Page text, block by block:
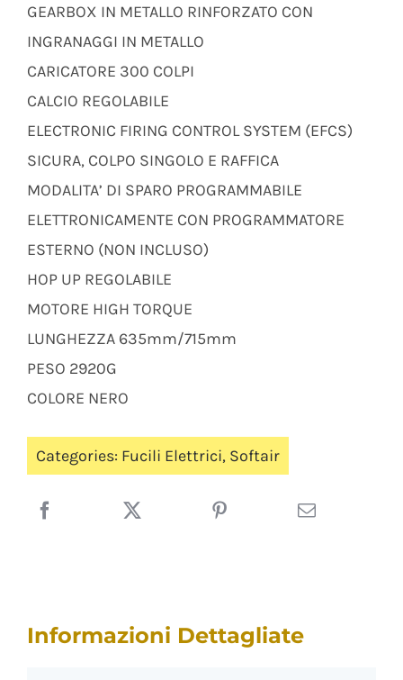
GEARBOX IN METALLO RINFORZATO CON
INGRANAGGI IN METALLO
CARICATORE 300 COLPI
CALCIO REGOLABILE
ELECTRONIC FIRING CONTROL SYSTEM (EFCS)
SICURA, COLPO SINGOLO E RAFFICA
MODALITA’ DI SPARO PROGRAMMABILE
ELETTRONICAMENTE CON PROGRAMMATORE
ESTERNO (NON INCLUSO)
HOP UP REGOLABILE
MOTORE HIGH TORQUE
LUNGHEZZA 635mm/715mm
PESO 2920G
COLORE NERO
Categories: Fucili Elettrici, Softair
Informazioni Dettagliate